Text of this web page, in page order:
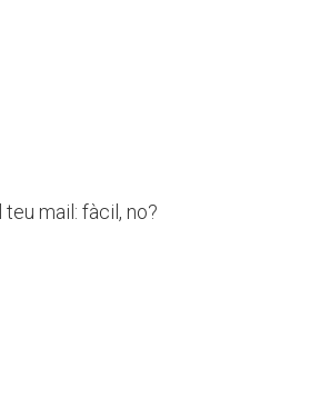
mail: fàcil, no?